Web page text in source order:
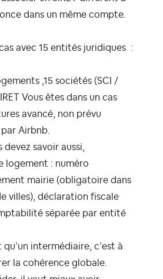
dans un même compte.
avec 15 entités juridiques :
15 sociétés (SCI /
Vous êtes dans un cas
avancé, non prévu
Airbnb.
devez savoir aussi,
logement : numéro
mairie (obligatoire dans
villes), déclaration fiscale
séparée par entité
qu’un intermédiaire, c’est à
la cohérence globale.